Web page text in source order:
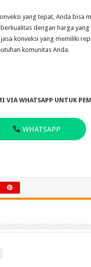
yang tepat, Anda bisa
dengan harga yang
konveksi yang memiliki
komunitas Anda.
VIA WHATSAPP UNTUK
WHATSAPP